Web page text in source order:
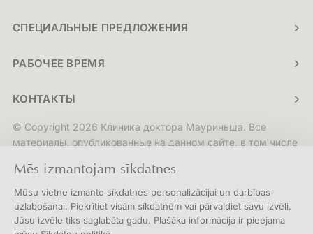
Mēs izmantojam sīkdatnes
Mūsu vietne izmanto sīkdatnes personalizācijai un darbības
uzlabošanai. Piekrītiet visām sīkdatnēm vai pārvaldiet savu izvēli.
Jūsu izvēle tiks saglabāta gadu. Plašāka informācija ir pieejama
СПЕЦИАЛЬНЫЕ ПРЕДЛОЖЕНИЯ
РАБОЧЕЕ ВРЕМЯ
КОНТАКТЫ
© Copyright 2026 Клиника доктора Мауриньша. Все
материалы, опубликованные на данном сайте, в том числе
изображения, логотипы, графику и дизайн, защищены
авторскими правами. Любое воспроизведение,
копирование, распространение или публикация данных
материалов без предварительного письменного